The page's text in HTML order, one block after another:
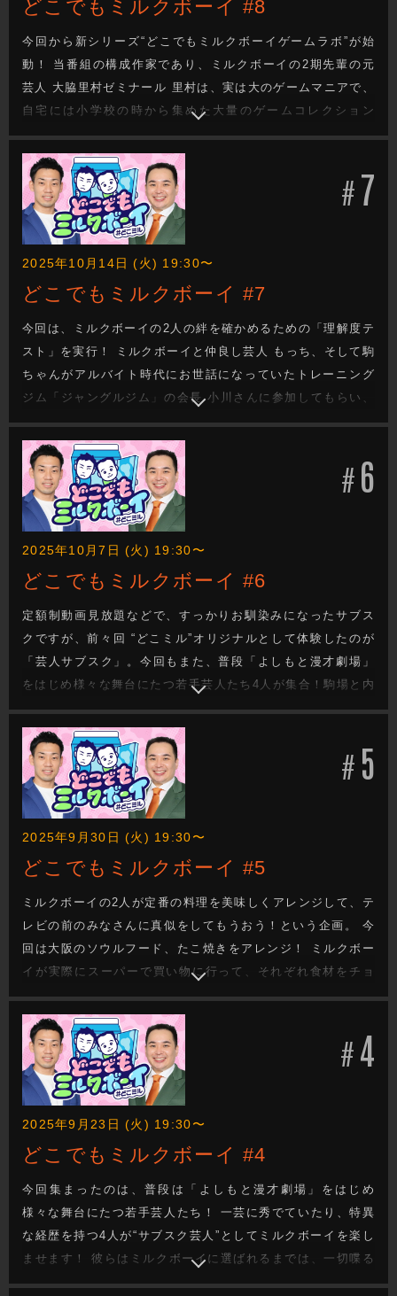
どこでもミルクボーイ #8
今回から新シリーズ“どこでもミルクボーイゲームラボ”が始
動！ 当番組の構成作家であり、ミルクボーイの2期先輩の元
芸人 大脇里村ゼミナール 里村は、実は大のゲームマニアで、
自宅には小学校の時から集めた大量のゲームコレクション
が。 この企画では、「ゲーム博士 サトムラ」の独断と偏見で
作成したゲームの歴史を、ミルクボーイが実際に遊びながら
振り返ります！ 第一弾は、ファミコン発売初期のゲームを遊
びまくります！
#7
2025年10月14日 (火) 19:30〜
どこでもミルクボーイ #7
今回は、ミルクボーイの2人の絆を確かめるための「理解度テ
スト」を実行！ ミルクボーイと仲良し芸人 もっち、そして駒
ちゃんがアルバイト時代にお世話になっていたトレーニング
ジム「ジャングルジム」の会長 小川さんに参加してもらい、
どれだけ駒ちゃんのことを理解しているか10番勝負！ 筋肉に
関する問題も多数出題！さらに大喜利問題ではまさかの奇跡
が！？
#6
2025年10月7日 (火) 19:30〜
どこでもミルクボーイ #6
定額制動画見放題などで、すっかりお馴染みになったサブス
クですが、前々回 “どこミル”オリジナルとして体験したのが
「芸人サブスク」。今回もまた、普段「よしもと漫才劇場」
をはじめ様々な舞台にたつ若手芸人たち4人が集合！駒場と内
海が、自分のチームに入れる芸人を選んで、番組が用意した
ゲームに挑戦します！最も活躍した芸人には、ミルクボーイ
の2人からおこずかいのご褒美も！？
# 5
2025年9月30日 (火) 19:30〜
どこでもミルクボーイ #5
ミルクボーイの2人が定番の料理を美味しくアレンジして、テ
レビの前のみなさんに真似をしてもうおう！という企画。 今
回は大阪のソウルフード、たこ焼きをアレンジ！ ミルクボー
イが実際にスーパーで買い物に行って、それぞれ食材をチョ
イスしてアレンジたこ焼きを作ります。 意外な食材や、シェ
フ直伝のマル秘ソースで、いつものたこ焼きがさらに美味し
くパワーアップ！
#4
2025年9月23日 (火) 19:30〜
どこでもミルクボーイ #4
今回集まったのは、普段は「よしもと漫才劇場」をはじめ
様々な舞台にたつ若手芸人たち！ 一芸に秀でていたり、特異
な経歴を持つ4人が“サブスク芸人”としてミルクボーイを楽し
ませます！ 彼らはミルクボーイに選ばれるまでは、一切喋る
ことは許されません！ 今回は、「自慢の特技を披露します」